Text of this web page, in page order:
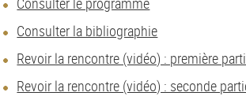
Consulter la bibliographie
Revoir la rencontre (vidéo) : première
Revoir la rencontre (vidéo) : seconde